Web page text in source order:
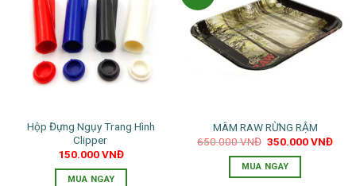
biến
thể.
Các
tùy
được
chọn
trên
trang
Hộp Đựng Ngụy Trang Hình
Clipper
150.000VNĐ
MUA NGAY
MÂM RAW RỪNG RẬM
650.000VNĐ Giá
là:
650.000 VNĐ.
350.000VNĐGiá
MUA NGAY